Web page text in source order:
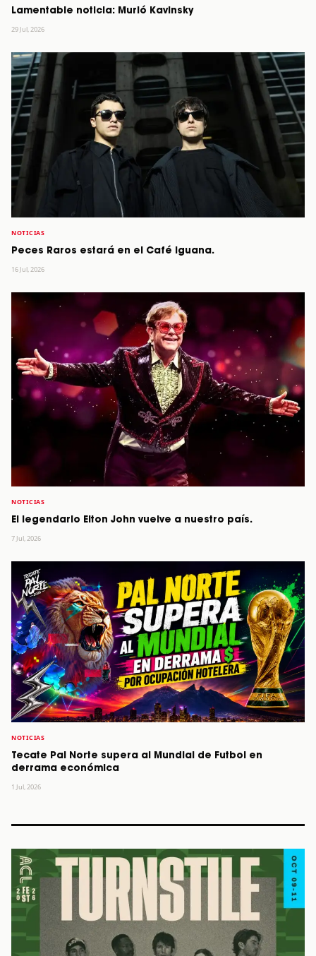
Lamentable noticia: Murió Kavinsky
29 Jul, 2026
NOTICIAS
Peces Raros estará en el Café Iguana.
16 Jul, 2026
NOTICIAS
El legendario Elton John vuelve a nuestro país.
7 Jul, 2026
NOTICIAS
Tecate Pal Norte supera al Mundial de Futbol en
derrama económica
1 Jul, 2026